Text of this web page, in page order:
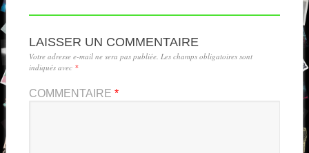
LAISSER UN COMMENTAIRE
Votre adresse e-mail ne sera pas publiée. Les champs obligatoires sont
indiqués avec *
COMMENTAIRE *